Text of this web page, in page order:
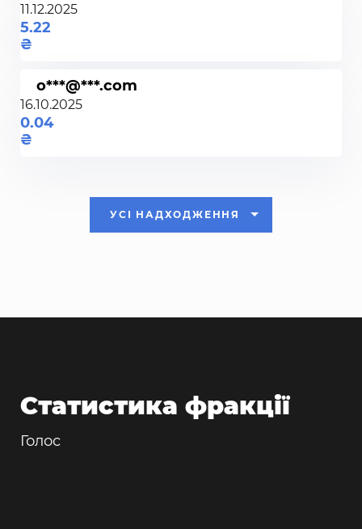
11.12.2025
5.22
o***@***.com
16.10.2025
0.04
УСІ НАДХОДЖЕННЯ
Статистика фракції
Голос